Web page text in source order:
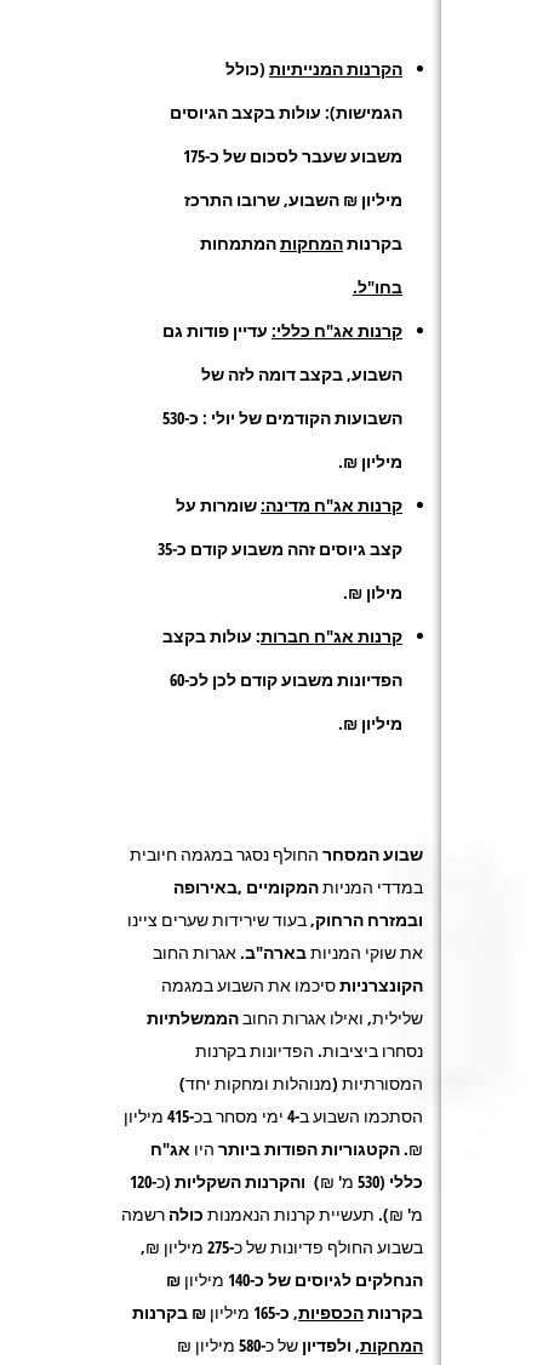
הקרנות המנייתיות (כולל
הגמישות): עולות בקצב הגיוסים
משבוע שעבר לסכום של כ-175
מיליון ₪ השבוע, שרובו התרכז
בקרנותהמחקותהמתמחות
בחו"ל.
קרנות אג"ח כללי: עדיין פודותגם
השבוע, בקצב דומה לזה של
השבועות הקודמים של יולי : כ-530
מיליון ₪.
קרנות אג"ח מדינה:שומרות על
קצב גיוסים זהה משבוע קודם כ-35
מילון ₪.
קרנות אג"ח חברות: עולות בקצב
הפדיונות משבוע קודם לכן לכ-60
מיליון ₪.
שבוע המסחר החולף נסגר במגמה חיובית
במדדי המניותהמקומיים ,באירופה
ובמזרח הרחוק, בעוד שירידות שערים ציינו
את שוקי המניותבארה"ב. אגרות החוב
הקונצרניותסיכמו את השבוע במגמה
שלילית, ואילו אגרות החובהממשלתיות
נסחרו ביציבות. הפדיונות בקרנות
המסורתיות (מנוהלות ומחקות יחד)
הסתכמו השבוע ב-4 ימי מסחר בכ-
415 מיליון
₪.הקטגוריות הפודות ביותר היו אג"ח
כללי (530 מ' ₪) והקרנות השקליות
(כ-120
מ' ₪). תעשיית קרנות הנאמנות כולה רשמה
בשבוע החולף פדיונות של כ-275 מיליון ₪,
הנחלקים לגיוסים של כ-140
מיליון ₪
בקרנותהכספיות, כ-165 מיליון ₪ בקרנות
המחקות, ולפדיון של כ-580 מיליון ₪